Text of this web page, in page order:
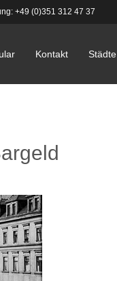
+49 (0)351 312 47 37
Kontakt Städte